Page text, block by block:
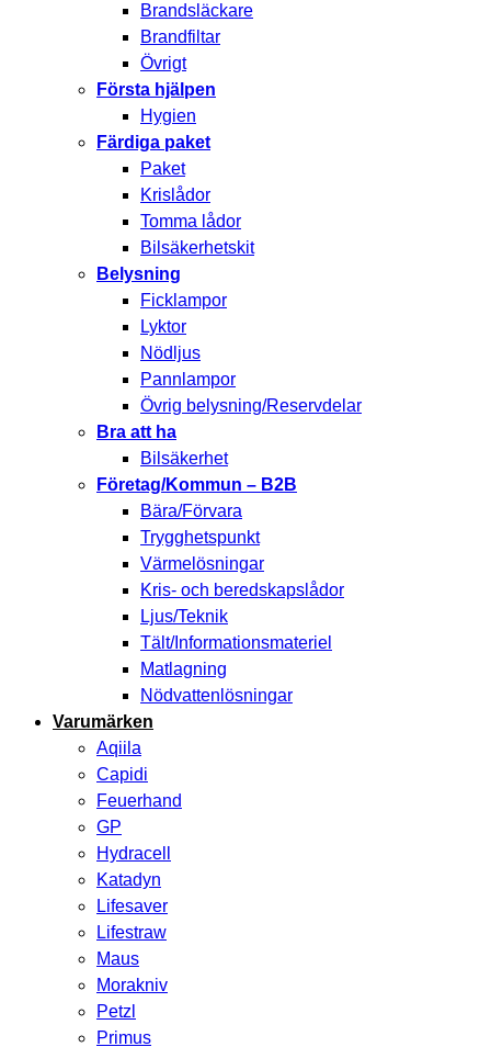
Brandsläckare
Brandfiltar
Övrigt
Första hjälpen
Hygien
Färdiga paket
Paket
Krislådor
Tomma lådor
Bilsäkerhetskit
Belysning
Ficklampor
Lyktor
Nödljus
Pannlampor
Övrig belysning/Reservdelar
Bra att ha
Bilsäkerhet
Företag/Kommun – B2B
Bära/Förvara
Trygghetspunkt
Värmelösningar
Kris- och beredskapslådor
Ljus/Teknik
Tält/Informationsmateriel
Matlagning
Nödvattenlösningar
Varumärken
Aqiila
Capidi
Feuerhand
GP
Hydracell
Katadyn
Lifesaver
Lifestraw
Maus
Morakniv
Petzl
Primus